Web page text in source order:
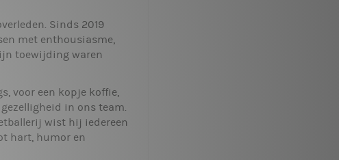
Sinds 2019
met enthousiasme,
toewijding waren
voor een kopje koffie,
in ons team.
wist hij iedereen
hart, humor en